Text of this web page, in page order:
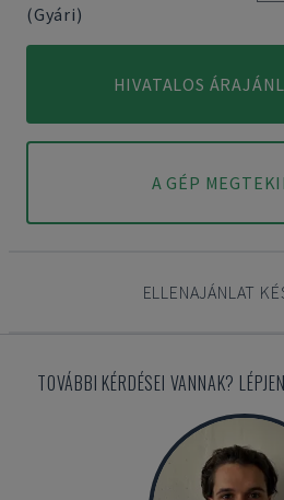
(Gyári)
HIVATALOS
A GÉP
ELLENAJÁNLAT
TOVÁBBI KÉRDÉSEI VANNAK?